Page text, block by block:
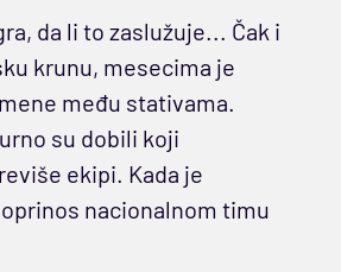
da li to zaslužuje... Čak i
krunu, mesecima je
među stativama.
su dobili koji
ekipi. Kada je
nacionalnom timu